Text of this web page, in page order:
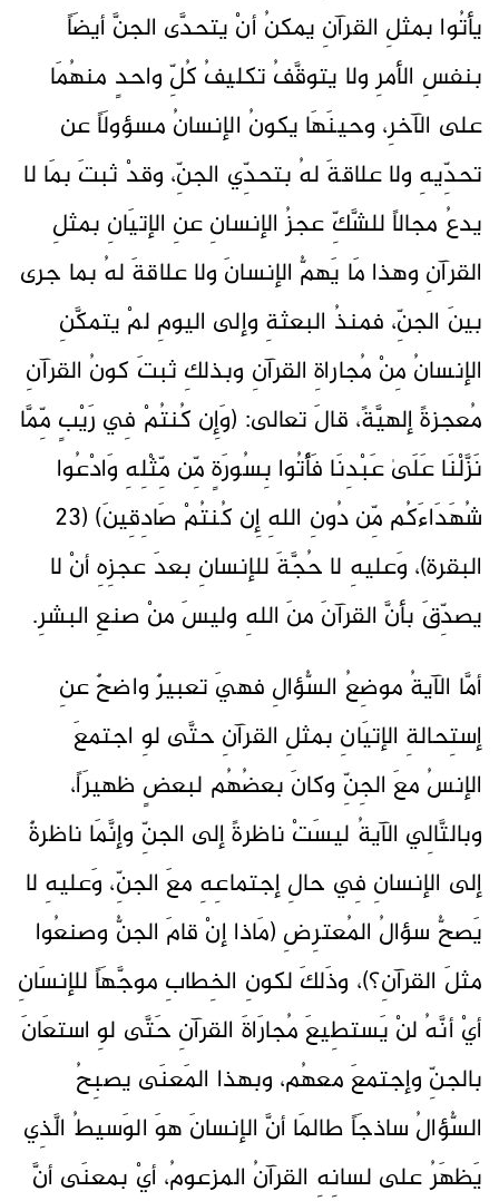
يأتُوا بمثلِ القرآنِ يمكنُ أنْ يتحدَّى الجنَّ أيضَاً
بنفسِ الأمرِ ولا يتوقَّفُ تكليفُ كُلِّ واحدٍ منهُمَا
على الآخرِ، وحينَهَا يكونُ الإنسانُ مسؤولَاً عن
تحدِّيهِ ولا علاقةَ لهُ بتحدِّي الجنِّ، وقدْ ثبتَ بمَا لا
يدعُ مجالاً للشَّكِّ عجزُ الإنسانِ عنِ الإتيَانِ بمثلِ
القرآنِ وهذا مَا يَهمُّ الإنسانَ ولا علاقةَ لهُ بما جرى
بينَ الجنِّ، فمنذُ البعثةِ وإلى اليومِ لمْ يتمكَّنِ
الإنسانُ مِنْ مُجاراةِ القرآنِ وبذلكِ ثبتَ كونُ القرآنِ
مُعجزةً إلهيَّةً، قالَ تعالى: (وَإِن كُنتُمْ فِي رَيْبٍ مِّمَّا
نَزَّلْنَا عَلَىٰ عَبْدِنَا فَأْتُوا بِسُورَةٍ مِّن مِّثْلِهِ وَادْعُوا
شُهَدَاءَكُم مِّن دُونِ اللهِ إِن كُنتُمْ صَادِقِينَ) (23
البقرة)، وَعليهِ لا حُجَّةَ للإنسانِ بعدَ عجزِهِ أنْ لا
يصدِّقَ بأنَّ القرآنَ منَ اللهِ وليسَ منْ صنعِ البشرِ.
أمَّا الآيةُ موضِعُ السُّؤالِ فهيَ تعبيرٌ واضحٌ عنِ
إستِحالةِ الإتيَانِ بمثلِ القرآنِ حتَّى لوِ اجتمعَ
الإنسُ معَ الجِنِّ وكانَ بعضُهُم لبعضٍ ظهيرَاً،
وبالتَّالِي الآيةُ ليسَتْ ناظرةً إلى الجنِّ وإنَّمَا ناظرةٌ
إلى الإنسانِ فِي حالِ إجتماعِهِ معَ الجنِّ، وَعليهِ لا
يَصحُّ سؤالُ المُعترِضِ (مَاذا إنْ قامَ الجنُّ وصنعُوا
مثلَ القرآنِ؟)، وذَلكَ لكونِ الخِطابِ موجَّهَاً للإنسَانِ
أيْ أنَّهُ لنْ يَستطِيعَ مُجارَاةَ القرآنِ حَتَّى لوِ استعَانَ
بالجنِّ وإجتمعَ معهُم، وبهذا المَعنَى يصبِحُ
السُّؤالُ ساذجَاً طالمَا أنَّ الإنسانَ هوَ الوَسيطُ الَّذِي
يَظهَرُ على لسانِهِ القرآنُ المزعومُ، أيْ بمعنَى أنَّ